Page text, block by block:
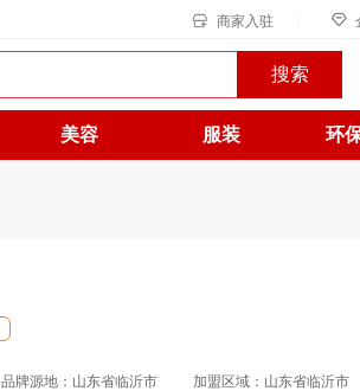
商家入驻
搜索
美容 服装 环
品牌源地：山东省临沂市 加盟区域：山东省临沂市